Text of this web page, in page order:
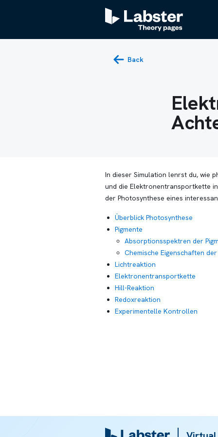
Back
In dieser Simulation lenrst du, wie
und die Elektronentransportkette
der Photosynthese eines
Überblick Photosynthese
Pigmente
Absorptionsspektren der
Chemische Eigenschaften der
Lichtreaktion
Elektronentransportkette
Hill-Reaktion
Redoxreaktion
Experimentelle Kontrollen